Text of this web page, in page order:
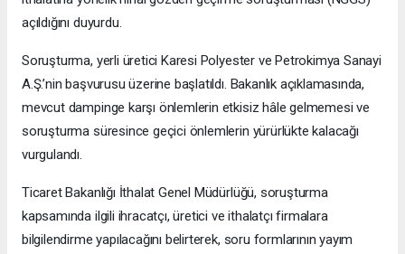
açıldığını duyurdu.
Soruşturma, yerli üretici Karesi Polyester ve Petrokimya Sanayi
A.Ş.’nin başvurusu üzerine başlatıldı. Bakanlık açıklamasında,
mevcut dampinge karşı önlemlerin etkisiz hâle gelmemesi ve
soruşturma süresince geçici önlemlerin yürürlükte kalacağı
vurgulandı.
Ticaret Bakanlığı İthalat Genel Müdürlüğü, soruşturma
kapsamında ilgili ihracatçı, üretici ve ithalatçı firmalara
bilgilendirme yapılacağını belirterek, soru formlarının yayım